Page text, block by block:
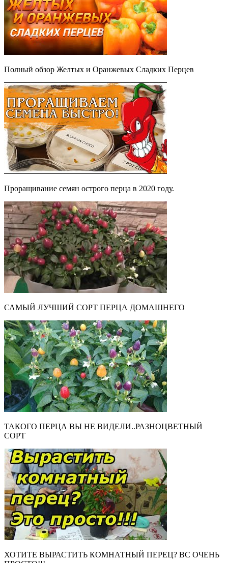
Полный обзор Желтых и Оранжевых Сладких Перцев
Проращивание семян острого перца в 2020 году.
САМЫЙ ЛУЧШИЙ СОРТ ПЕРЦА ДОМАШНЕГО
ТАКОГО ПЕРЦА ВЫ НЕ ВИДЕЛИ..РАЗНОЦВЕТНЫЙ
СОРТ
ХОТИТЕ ВЫРАСТИТЬ КОМНАТНЫЙ ПЕРЕЦ? ВС ОЧЕНЬ